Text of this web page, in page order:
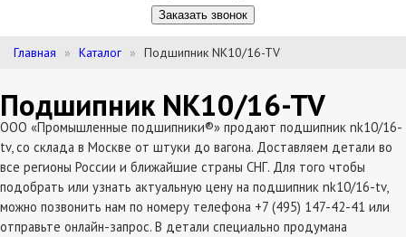
Заказать звонок
Главная Каталог Подшипник NK10/16-TV
Подшипник NK10/16-TV
ООО «Промышленные подшипники®» продают подшипник nk10/16-
tv, со склада в Москве от штуки до вагона. Доставляем детали во
все регионы России и ближайшие страны СНГ. Для того чтобы
подобрать или узнать актуальную цену на подшипник nk10/16-tv,
можно позвонить нам по номеру телефона +7 (495) 147-42-41 или
отправьте онлайн-запрос. В детали специально продумана